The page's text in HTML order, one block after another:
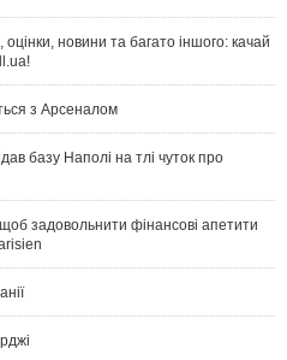
новини та багато іншого: качай
з Арсеналом
базу Наполі на тлі чуток про
задовольнити фінансові апетити